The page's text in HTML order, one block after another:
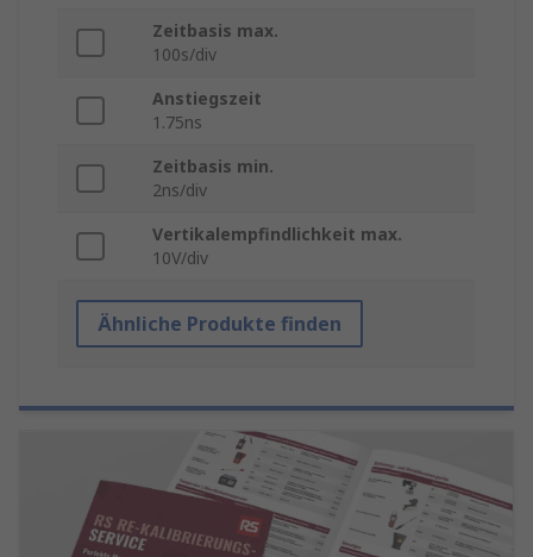
Zeitbasis max.
100s/div
Anstiegszeit
1.75ns
Zeitbasis min.
2ns/div
Vertikalempfindlichkeit max.
10V/div
Ähnliche Produkte finden